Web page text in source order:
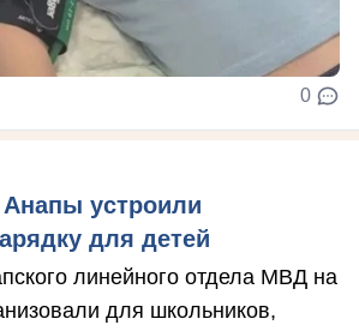
0
устроили
для детей
линейного отдела МВД на
для школьников,